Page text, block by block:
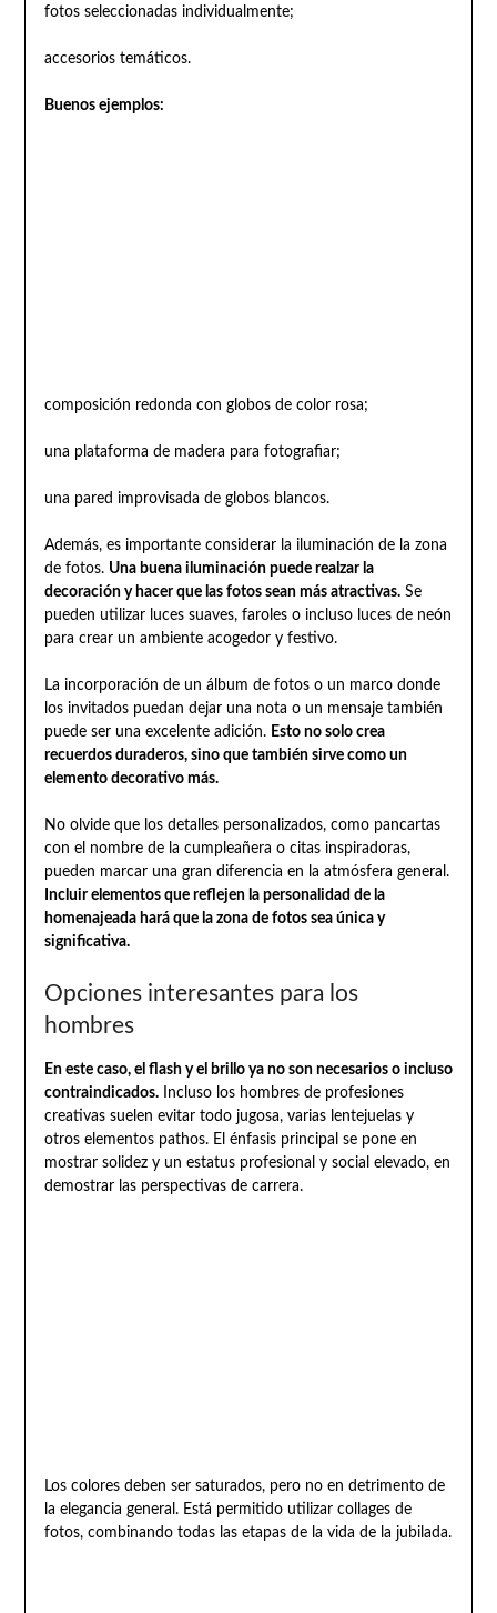
fotos seleccionadas individualmente;
accesorios temáticos.
Buenos ejemplos:
composición redonda con globos de color rosa;
una plataforma de madera para fotografiar;
una pared improvisada de globos blancos.
Además, es importante considerar la iluminación de la zona
de fotos. Una buena iluminación puede realzar la
decoración y hacer que las fotos sean más atractivas.Se
pueden utilizar luces suaves, faroles o incluso luces de neón
para crear un ambiente acogedor y festivo.
La incorporación de un álbum de fotos o un marco donde
los invitados puedan dejar una nota o un mensaje también
puede ser una excelente adición. Esto no solo crea
recuerdos duraderos, sino que también sirve como un
elemento decorativo más.
No olvide que los detalles personalizados, como pancartas
con el nombre de la cumpleañera o citas inspiradoras,
pueden marcar una gran diferencia en la atmósfera general.
Incluir elementos que reflejen la personalidad de la
homenajeada hará que la zona de fotos sea única y
significativa.
Opciones interesantes para los
hombres
En este caso, el flash y el brillo ya no son necesarios o incluso
contraindicados.Incluso los hombres de profesiones
creativas suelen evitar todo jugosa, varias lentejuelas y
otros elementos pathos. El énfasis principal se pone en
mostrar solidez y un estatus profesional y social elevado, en
demostrar las perspectivas de carrera.
Los colores deben ser saturados, pero no en detrimento de
la elegancia general. Está permitido utilizar collages de
fotos, combinando todas las etapas de la vida de la jubilada.